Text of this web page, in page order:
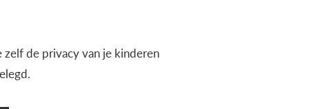
de privacy van je kinderen